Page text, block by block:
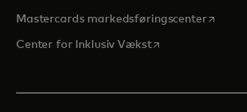
Mastercards markedsføringscenteropens
Center for Inklusiv Vækstopens in a new tab